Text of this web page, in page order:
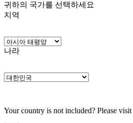
귀하의 국가를 선택하세요
지역
나라
Your country is not included? Please